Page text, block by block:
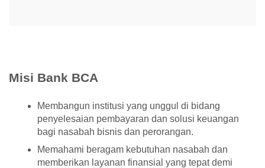
Misi Bank BCA
Membangun institusi yang unggul di bidang
penyelesaian pembayaran dan solusi keuangan
bagi nasabah bisnis dan perorangan.
Memahami beragam kebutuhan nasabah dan
memberikan layanan finansial yang tepat demi